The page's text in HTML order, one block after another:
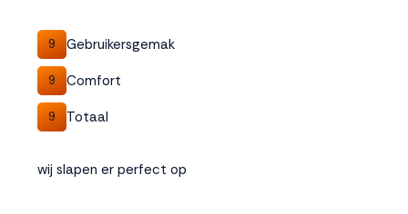
9 Gebruikersgemak
9 Comfort
9 Totaal
wij slapen er perfect op